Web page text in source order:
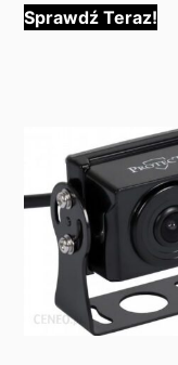
Sprawdź Teraz!